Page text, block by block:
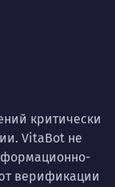
критически
VitaBot не
верификации